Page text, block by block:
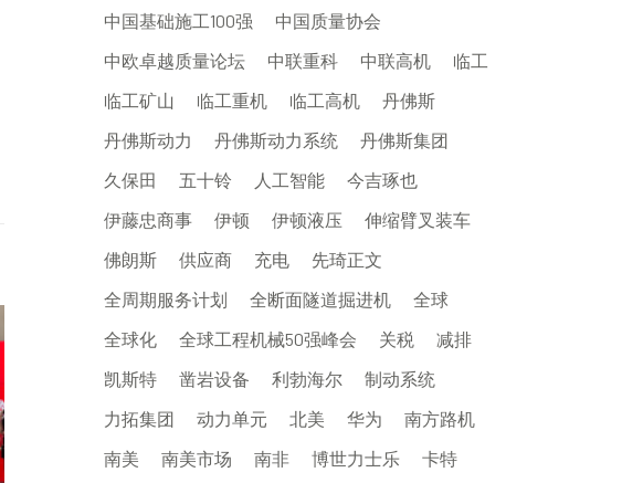
中国基础施工100强
中国质量协会
中欧卓越质量论坛
中联重科 中联高机
临工
临工矿山
临工重机 临工高机
丹佛斯
丹佛斯动力
丹佛斯动力系统
丹佛斯集团
久保田
五十铃 人工智能
今吉琢也
伊藤忠商事
伊顿 伊顿液压
伸缩臂叉装车
佛朗斯
供应商 充电
先琦正文
全周期服务计划
全断面隧道掘进机
全球
全球化
全球工程机械50强峰会 关税
减排
凯斯特
凿岩设备 利勃海尔
制动系统
力拓集团
动力单元 北美 华为
南方路机
南美
南美市场 南非 博世力士乐
卡特